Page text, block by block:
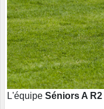
L'équipe Séniors A R2